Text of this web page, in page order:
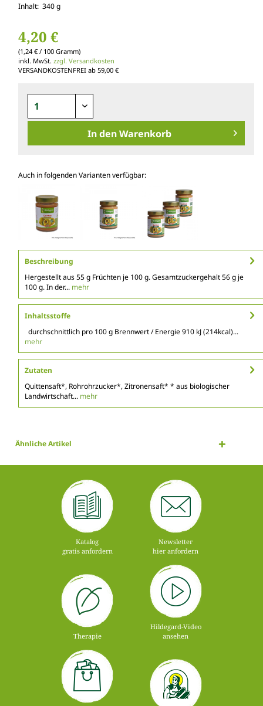
Inhalt: 340 g
4,20 €
(1,24 € / 100 Gramm)
inkl. MwSt. zzgl. Versandkosten
VERSANDKOSTENFREI ab 59,00 €
In den Warenkorb
Auch in folgenden Varianten verfügbar:
Beschreibung
Hergestellt aus 55 g Früchten je 100 g. Gesamtzuckergehalt 56 g je
100 g. In der... mehr
Inhaltsstoffe
durchschnittlich pro 100 g Brennwert / Energie 910 kJ (214kcal)...
mehr
Zutaten
Quittensaft*, Rohrohrzucker*, Zitronensaft* * aus biologischer
Landwirtschaft... mehr
Ähnliche Artikel
Katalog
gratis anfordern
Newsletter
hier anfordern
Therapie
Hildegard-Video
ansehen